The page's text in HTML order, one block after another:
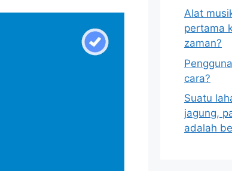
Alat
pertama
zaman?
cara?
Suatu
jagung,
adalah